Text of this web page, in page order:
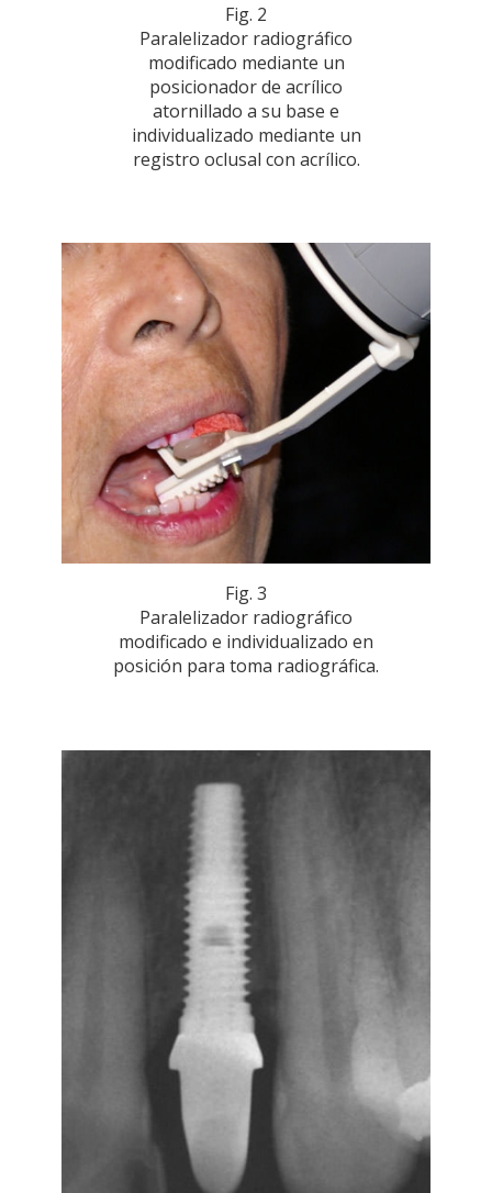
Fig. 2
Paralelizador radiográfico
modificado mediante un
posicionador de acrílico
atornillado a su base e
individualizado mediante un
registro oclusal con acrílico.
Fig. 3
Paralelizador radiográfico
modificado e individualizado en
posición para toma radiográfica.